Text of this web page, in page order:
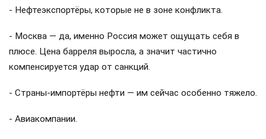
- Нефтеэкспортёры, которые не в зоне конфликта.
- Москва — да, именно Россия может ощущать себя в
плюсе. Цена барреля выросла, а значит частично
компенсируется удар от санкций.
- Страны-импортёры нефти — им сейчас особенно тяжело.
- Авиакомпании.